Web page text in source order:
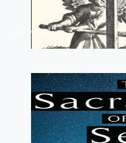
استمرار